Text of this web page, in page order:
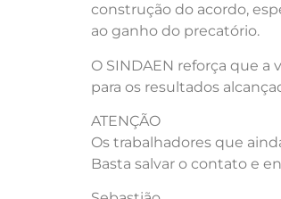
construção do acordo,
ao ganho do precatório.
O SINDAEN reforça que
para os resultados
ATENÇÃO
Os trabalhadores que
Basta salvar o contato e